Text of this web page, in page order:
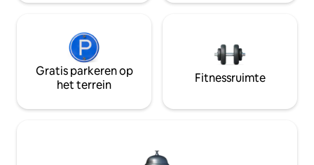
Gratis parkeren op
het terrein
Fitnessruimte